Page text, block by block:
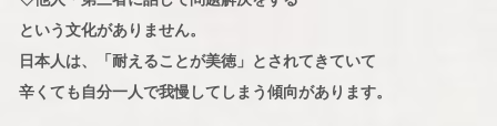
という文化がありません。
日本人は、「耐えることが美徳」とされてきていて
辛くても自分一人で我慢してしまう傾向があります。